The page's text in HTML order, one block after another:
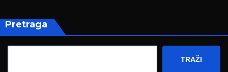
Pretraga
TRAŽI